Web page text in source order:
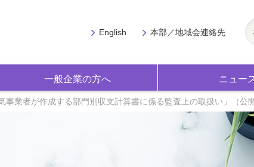
一般企業の方へ ニュー
English 本部／地域会連絡先
事業者が作成する部門別収支計算書に係る監査上の取扱い」（公